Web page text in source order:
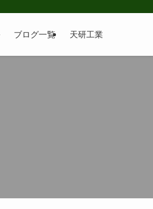
ブログ一覧 天研工業